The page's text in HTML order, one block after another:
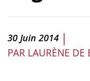
30 Juin 2014 |
PAR LAURÈNE DE